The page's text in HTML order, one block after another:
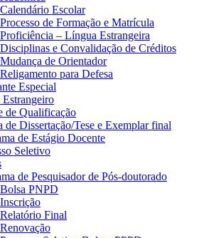
Calendário Escolar
Processo de Formação e Matrícula
Proficiência – Língua Estrangeira
Disciplinas e Convalidação de Créditos
Mudança de Orientador
Religamento para Defesa
Especial
de Qualificação
de Dissertação/Tese e Exemplar final
de Estágio Docente
Seletivo
de Pesquisador de Pós-doutorado
Bolsa PNPD
Inscrição
Relatório Final
Renovação